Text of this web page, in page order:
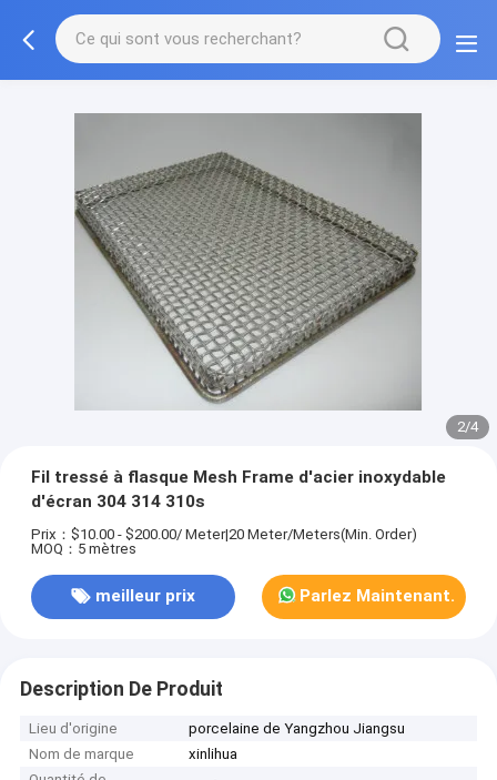
2/4
Fil tressé à flasque Mesh Frame d'acier inoxydable
d'écran 304 314 310s
Prix：$10.00 - $200.00/ Meter|20 Meter/Meters(Min. Order)
MOQ：5 mètres
meilleur prix Parlez Maintenant.
Description De Produit
Lieu d'origine
porcelaine de Yangzhou Jiangsu
Nom de marque
xinlihua